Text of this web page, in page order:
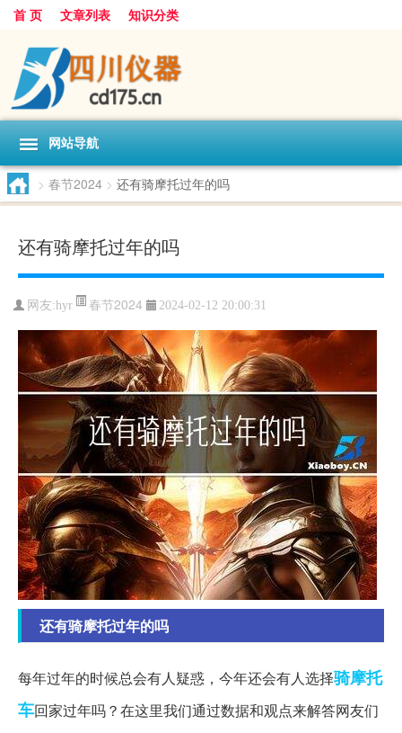
首 页 文章列表 知识分类
网站导航
> 春节2024 > 还有骑摩托过年的吗
还有骑摩托过年的吗
网友:hyr 春节2024 2024-02-12 20:00:31
还有骑摩托过年的吗
每年过年的时候总会有人疑惑，今年还会有人选择骑摩托
车回家过年吗？在这里我们通过数据和观点来解答网友们